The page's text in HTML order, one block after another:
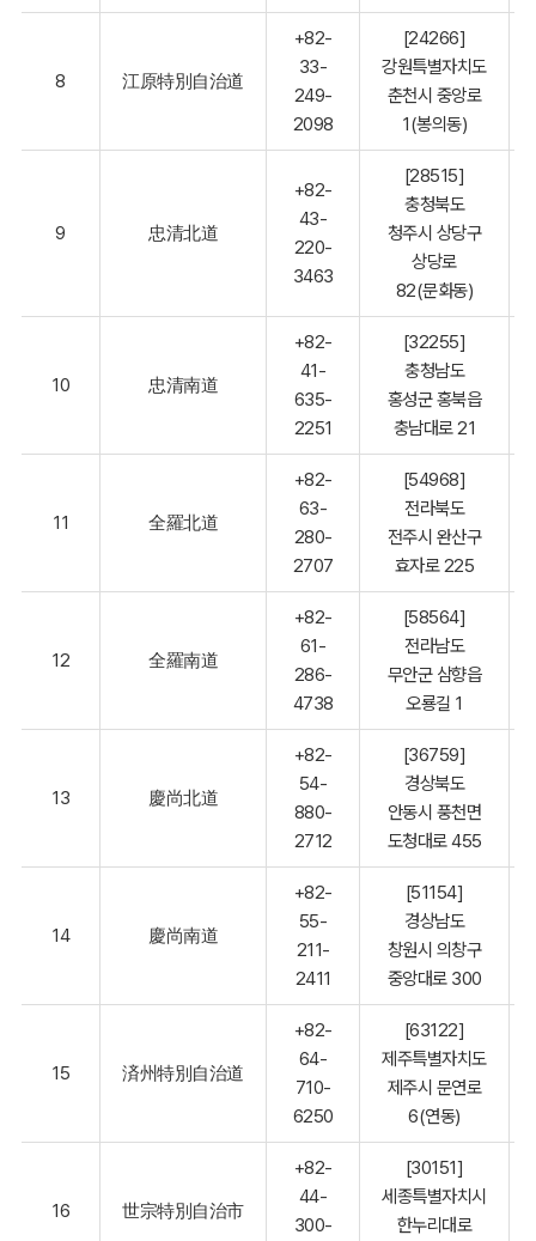
8 江原特別自治道
+82-
33-
249-
2098
[24266]
강원특별자치도
춘천시 중앙로
1(봉의동)
9 忠清北道
+82-
43-
220-
3463
[28515]
충청북도
청주시 상당구
상당로
82(문화동)
10 忠清南道
+82-
41-
635-
2251
[32255]
충청남도
홍성군 홍북읍
충남대로 21
11 全羅北道
+82-
63-
280-
2707
[54968]
전라북도
전주시 완산구
효자로 225
12 全羅南道
+82-
61-
286-
4738
[58564]
전라남도
무안군 삼향읍
오룡길 1
13 慶尚北道
+82-
54-
880-
2712
[36759]
경상북도
안동시 풍천면
도청대로 455
14 慶尚南道
+82-
55-
211-
2411
[51154]
경상남도
창원시 의창구
중앙대로 300
15 済州特別自治道
+82-
64-
710-
6250
[63122]
제주특별자치도
제주시 문연로
6(연동)
16 世宗特別自治市
+82-
44-
300-
[30151]
세종특별자치시
한누리대로